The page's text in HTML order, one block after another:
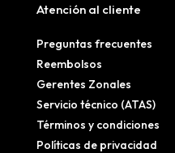
Atención al cliente
Preguntas frecuentes
Reembolsos
Gerentes Zonales
Servicio técnico (ATAS)
Términos y condiciones
Políticas de privacidad